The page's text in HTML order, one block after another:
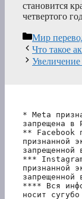
становится
четвертого
Рубрики
Мир
Что такое
* Meta
запрещена в
** Facebook
признанной
запрещенной
*** Instagram
признанной
запрещенной
**** Вся
носит